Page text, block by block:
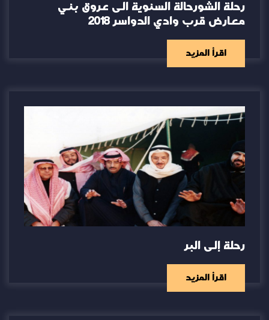
رحلة الشورحالة السنوية الى عروق بني
معارض قرب وادي الدواسر 2018
اقرأ المزيد
رحلة إلى البر
اقرأ المزيد